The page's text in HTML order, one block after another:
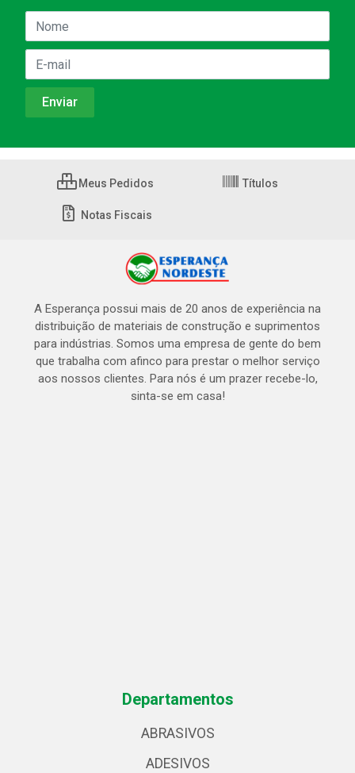
Meus Pedidos Títulos
Notas Fiscais
A Esperança possui mais de 20 anos de experiência na
distribuição de materiais de construção e suprimentos
para indústrias. Somos uma empresa de gente do bem
que trabalha com afinco para prestar o melhor serviço
aos nossos clientes. Para nós é um prazer recebe-lo,
sinta-se em casa!
Departamentos
ABRASIVOS
ADESIVOS